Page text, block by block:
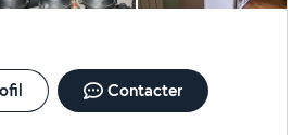
Contacter